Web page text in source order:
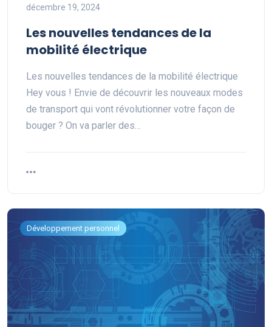
décembre 19, 2024
Les nouvelles tendances de la
mobilité électrique
Les nouvelles tendances de la mobilité électrique
Hey vous ! Envie de découvrir les nouveaux modes
de transport qui vont révolutionner votre façon de
bouger ? On va parler des…
Développement personnel